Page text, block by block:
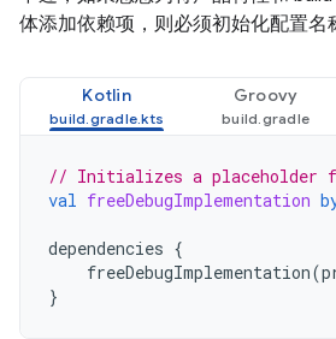
体添加依赖项，则必须初始化配置名
Kotlin Groovy
// Initializes a placeholder
val freeDebugImplementation
dependencies {
freeDebugImplementation(
}